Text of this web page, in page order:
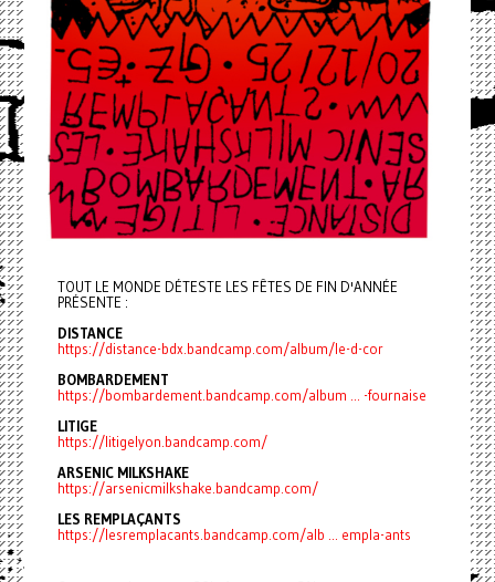
TOUT LE MONDE DÉTESTE LES FÊTES DE FIN D'ANNÉE
PRÉSENTE :
DISTANCE
https://distance-bdx.bandcamp.com/album/le-d-cor
BOMBARDEMENT
https://bombardement.bandcamp.com/album ... -fournaise
LITIGE
https://litigelyon.bandcamp.com/
ARSENIC MILKSHAKE
https://arsenicmilkshake.bandcamp.com/
LES REMPLAÇANTS
https://lesremplacants.bandcamp.com/alb ... empla-ants